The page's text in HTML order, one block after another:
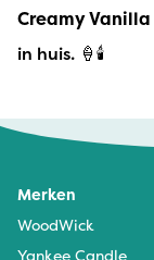
Creamy Vanilla
in huis. 🍦🕯️
Merken
WoodWick
Yankee Candle